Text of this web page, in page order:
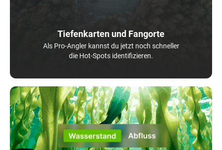
Tiefenkarten und Fangorte
Als Pro-Angler kannst du jetzt noch schneller
die Hot-Spots identifizieren.